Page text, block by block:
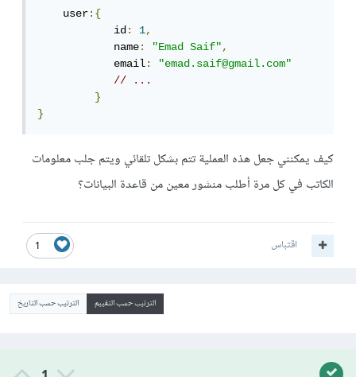
    user
:{
            id
: 1,
            name
: "Emad Saif",
            email
:
"emad.saif@gmail.com"
// ...
}
}
كيف يمكنني جعل هذه العملية تتم بشكل تلقائي ويتم جلب معلومات
الكاتب في كل مرة أطلب منشور معين من قاعدة البيانات؟
1 اقتباس
الترتيب حسب التقييم الترتيب حسب التاريخ